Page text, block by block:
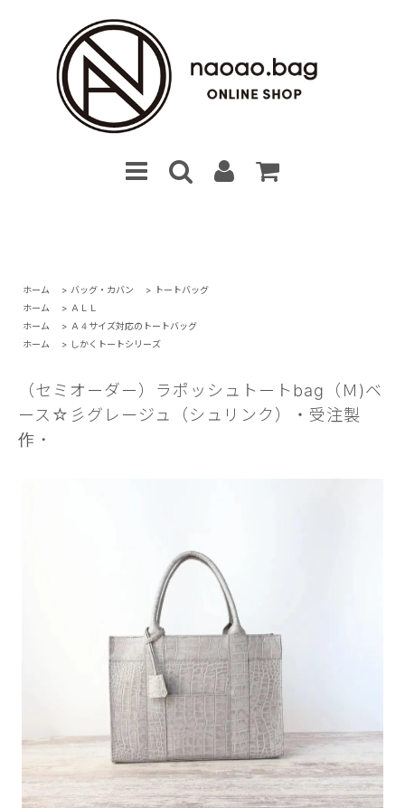
ホーム > バッグ・カバン > トートバッグ
ホーム
> ＡＬＬ
ホーム
> Ａ４サイズ対応のトートバッグ
ホーム
> しかくトートシリーズ
（セミオーダー）ラポッシュトートbag（Ｍ)ベ
ース☆彡グレージュ（シュリンク）・受注製
作・